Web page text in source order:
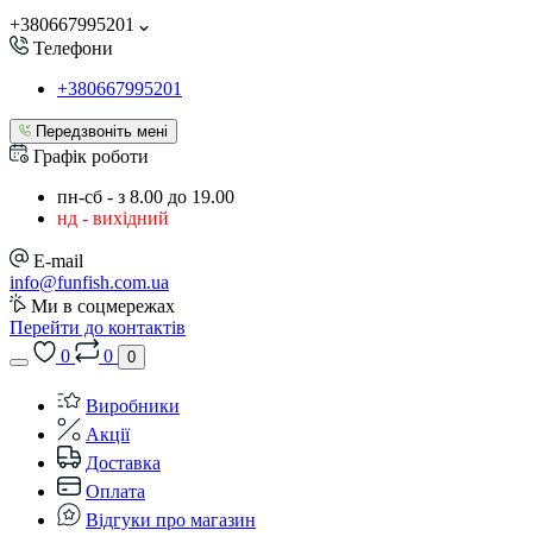
+380667995201
Телефони
+380667995201
Передзвоніть мені
Графік роботи
пн-сб - з 8.00 до 19.00
нд - вихідний
E-mail
info@funfish.com.ua
Ми в соцмережах
Перейти до контактів
0
0 0
Виробники
Акції
Доставка
Оплата
Відгуки про магазин